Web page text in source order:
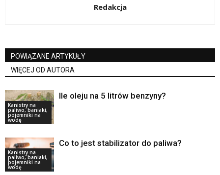
Redakcja
POWIĄZANE ARTYKUŁY
WIĘCEJ OD AUTORA
Kanistry na
paliwo, baniaki,
pojemniki na
wodę
Ile oleju na 5 litrów benzyny?
Kanistry na
paliwo, baniaki,
pojemniki na
wodę
Co to jest stabilizator do paliwa?